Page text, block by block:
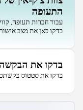
התעופה
עבור חברות תעופה,
בדקו כאן את מצב
בדקו את
בדקו את סטטוס